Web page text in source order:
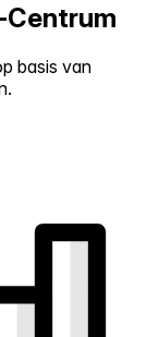
basis van